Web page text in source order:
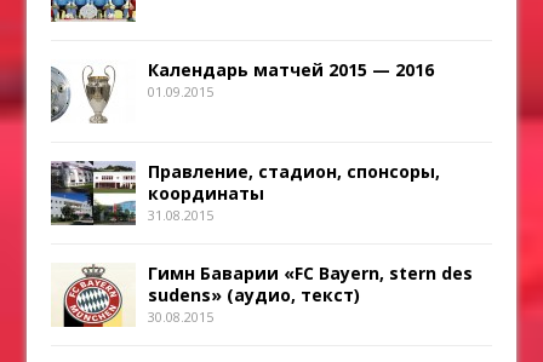
Календарь матчей 2015 — 2016
01.09.2015
Правление, стадион, спонсоры,
координаты
31.08.2015
Гимн Баварии «FC Bayern, stern des
sudens» (аудио, текст)
30.08.2015